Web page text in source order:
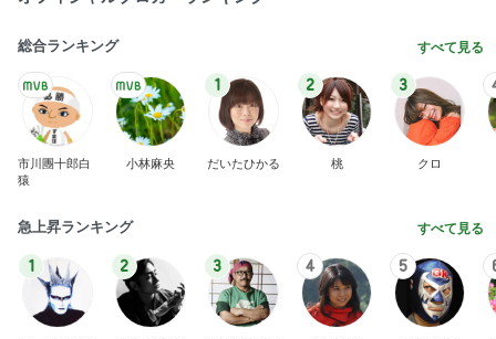
総合ランキング すべて見る
市川團十郎白
猿
小林麻央
1
だいたひかる
2
桃
3
クロ
急上昇ランキング すべて見る
1 2 3 4 5